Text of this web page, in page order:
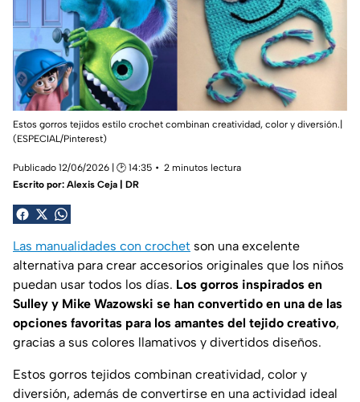
Estos gorros tejidos estilo crochet combinan creatividad, color y diversión.|
(ESPECIAL/Pinterest)
Publicado 12/06/2026 | 🕑 14:35
2 minutos lectura
Escrito por: Alexis Ceja | DR
Las manualidades con crochet son una excelente
alternativa para crear accesorios originales que los niños
puedan usar todos los días. Los gorros inspirados en
Sulley y Mike Wazowski se han convertido en una de las
opciones favoritas para los amantes del tejido creativo,
gracias a sus colores llamativos y divertidos diseños.
Estos gorros tejidos combinan creatividad, color y
diversión, además de convertirse en una actividad ideal